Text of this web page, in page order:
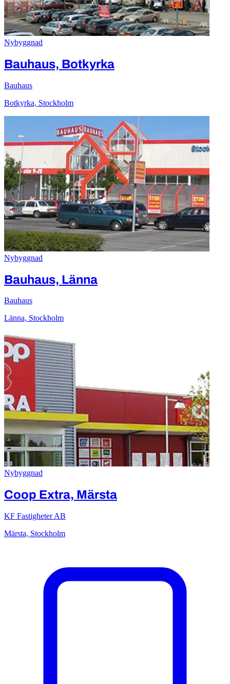
Nybyggnad
Bauhaus, Botkyrka
Bauhaus
Botkyrka, Stockholm
Nybyggnad
Bauhaus, Länna
Bauhaus
Länna, Stockholm
Nybyggnad
Coop Extra, Märsta
KF Fastigheter AB
Märsta, Stockholm